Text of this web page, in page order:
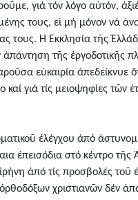
γιά τόν λόγο αὐτόν,
τους, εἰ μή μόνον νά
τους. Ἡ Ἐκκλησία τῆς
τῆς ἐργοδοτικῆς
εὐκαιρία ἀπεδείκνυε
γιά τίς μειοψηφίες τῶν
ἐλέγχου ἀπό
ἐπεισόδια στό κέντρο
ἀπό τίς προσβολές τοῦ
χριστιανῶν δέν